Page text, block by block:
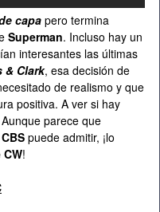
capa pero termina
Superman. Incluso hay un
interesantes las últimas
& Clark, esa decisión de
de realismo y que
positiva. A ver si hay
parece que
CBS puede admitir, ¡lo
CW!